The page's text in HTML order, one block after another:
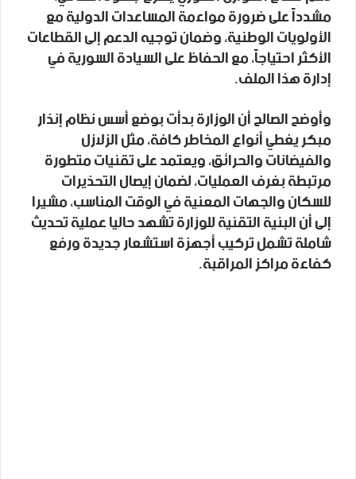
مشدداً على ضرورة مواءمة المساعدات الدولية مع
الأولويات الوطنية، وضمان توجيه الدعم إلى القطاعات
الأكثر احتياجاً، مع الحفاظ على السيادة السورية في
إدارة هذا الملف.
وأوضح الصالح أن الوزارة بدأت بوضع أسس نظام إنذار
مبكر يغطي أنواع المخاطر كافة، مثل الزلازل
والفيضانات والحرائق، ويعتمد على تقنيات متطورة
مرتبطة بغرف العمليات، لضمان إيصال التحذيرات
للسكان والجهات المعنية في الوقت المناسب، مشيرا
إلى أن البنية التقنية للوزارة تشهد حاليا عملية تحديث
شاملة تشمل تركيب أجهزة استشعار جديدة ورفع
كفاءة مراكز المراقبة.